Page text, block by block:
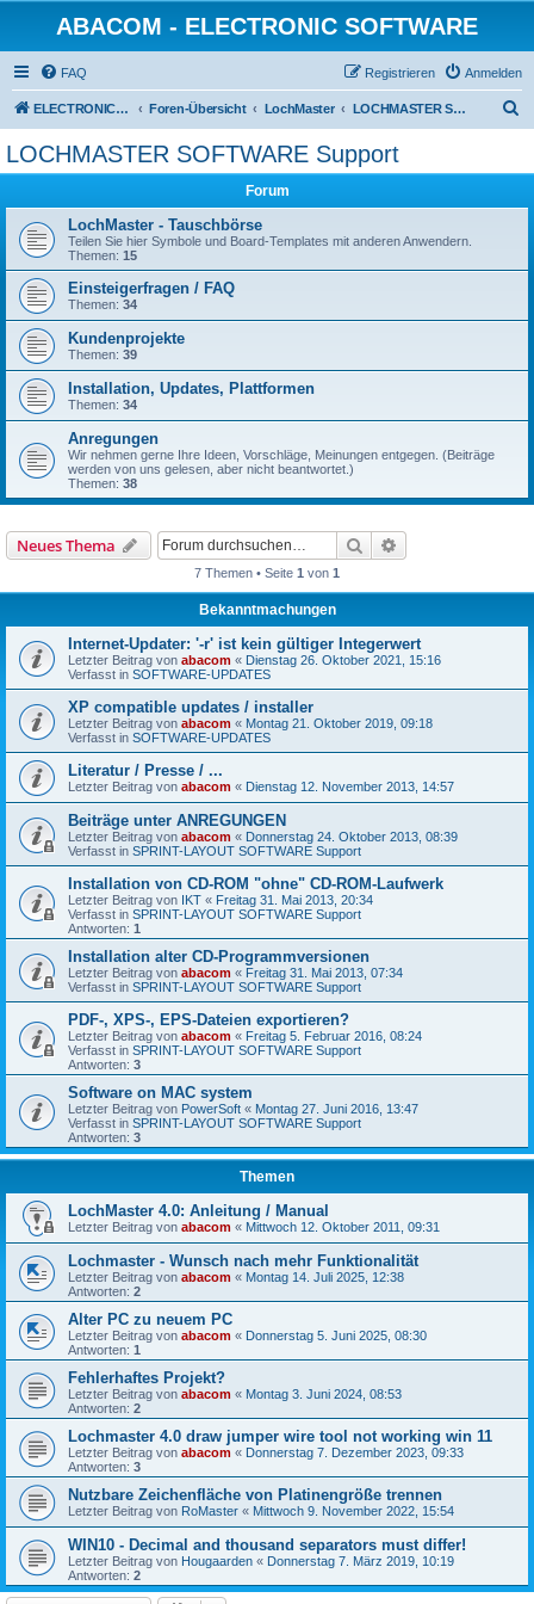
ABACOM - ELECTRONIC SOFTWARE
FAQ Anmelden
Registrieren
ELECTRONIC-SOFWARE-SHOP Foren-Übersicht LochMaster LOCHMASTER SOFTWARE Support
LOCHMASTER SOFTWARE Support
Forum
LochMaster - Tauschbörse
Teilen Sie hier Symbole und Board-Templates mit anderen Anwendern.
Themen: 15
Einsteigerfragen / FAQ
Themen: 34
Kundenprojekte
Themen: 39
Installation, Updates, Plattformen
Themen: 34
Anregungen
Wir nehmen gerne Ihre Ideen, Vorschläge, Meinungen entgegen. (Beiträge
werden von uns gelesen, aber nicht beantwortet.)
Themen: 38
Neues Thema Suche
7 Themen • Seite 1 von 1
Bekanntmachungen
Internet-Updater: '-r' ist kein gültiger Integerwert
Letzter Beitrag von abacom « Dienstag 26. Oktober 2021, 15:16
Verfasst in SOFTWARE-UPDATES
XP compatible updates / installer
Letzter Beitrag von abacom « Montag 21. Oktober 2019, 09:18
Verfasst in SOFTWARE-UPDATES
Literatur / Presse / ...
Letzter Beitrag von abacom « Dienstag 12. November 2013, 14:57
Beiträge unter ANREGUNGEN
Letzter Beitrag von abacom « Donnerstag 24. Oktober 2013, 08:39
Verfasst in SPRINT-LAYOUT SOFTWARE Support
Installation von CD-ROM "ohne" CD-ROM-Laufwerk
Letzter Beitrag von IKT « Freitag 31. Mai 2013, 20:34
Verfasst in SPRINT-LAYOUT SOFTWARE Support
Antworten: 1
Installation alter CD-Programmversionen
Letzter Beitrag von abacom « Freitag 31. Mai 2013, 07:34
Verfasst in SPRINT-LAYOUT SOFTWARE Support
PDF-, XPS-, EPS-Dateien exportieren?
Letzter Beitrag von abacom « Freitag 5. Februar 2016, 08:24
Verfasst in SPRINT-LAYOUT SOFTWARE Support
Antworten: 3
Software on MAC system
Letzter Beitrag von PowerSoft « Montag 27. Juni 2016, 13:47
Verfasst in SPRINT-LAYOUT SOFTWARE Support
Antworten: 3
Themen
LochMaster 4.0: Anleitung / Manual
Letzter Beitrag von abacom « Mittwoch 12. Oktober 2011, 09:31
Lochmaster - Wunsch nach mehr Funktionalität
Letzter Beitrag von abacom « Montag 14. Juli 2025, 12:38
Antworten: 2
Alter PC zu neuem PC
Letzter Beitrag von abacom « Donnerstag 5. Juni 2025, 08:30
Antworten: 1
Fehlerhaftes Projekt?
Letzter Beitrag von abacom « Montag 3. Juni 2024, 08:53
Antworten: 2
Lochmaster 4.0 draw jumper wire tool not working win 11
Letzter Beitrag von abacom « Donnerstag 7. Dezember 2023, 09:33
Antworten: 3
Nutzbare Zeichenfläche von Platinengröße trennen
Letzter Beitrag von RoMaster « Mittwoch 9. November 2022, 15:54
WIN10 - Decimal and thousand separators must differ!
Letzter Beitrag von Hougaarden « Donnerstag 7. März 2019, 10:19
Antworten: 2